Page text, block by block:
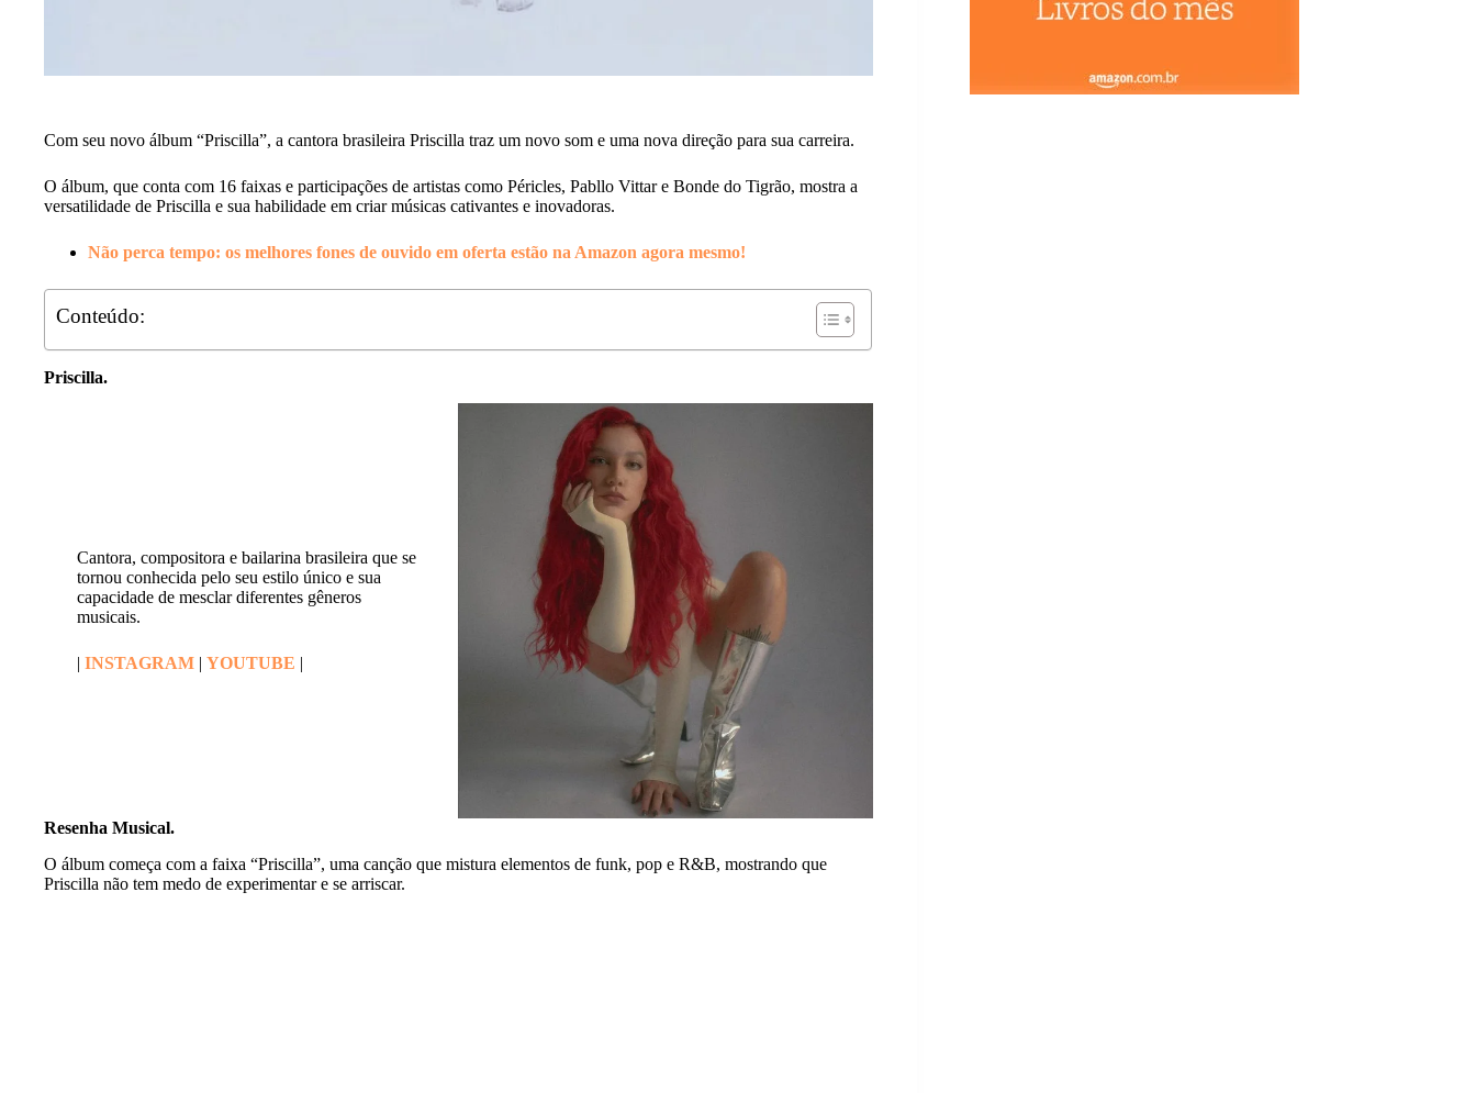
Com seu novo álbum “Priscilla”, a cantora brasileira Priscilla traz um novo som e uma nova direção para sua carreira.
O álbum, que conta com 16 faixas e participações de artistas como Péricles, Pabllo Vittar e Bonde do Tigrão, mostra a
versatilidade de Priscilla e sua habilidade em criar músicas cativantes e inovadoras.
Não perca tempo: os melhores fones de ouvido em oferta estão na Amazon agora mesmo!
Conteúdo:
Priscilla.
Cantora, compositora e bailarina brasileira que se
tornou conhecida pelo seu estilo único e sua
capacidade de mesclar diferentes gêneros
musicais.
|INSTAGRAM |YOUTUBE |
Resenha Musical.
O álbum começa com a faixa “Priscilla”, uma canção que mistura elementos de funk, pop e R&B, mostrando que
Priscilla não tem medo de experimentar e se arriscar.